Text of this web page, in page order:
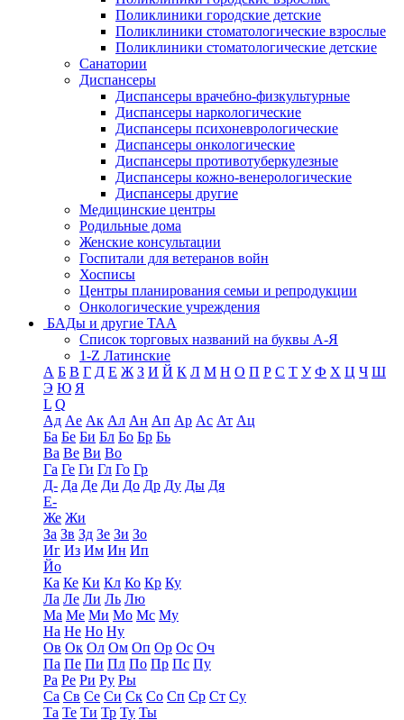
Поликлиники городские детские
Поликлиники стоматологические взрослые
Поликлиники стоматологические детские
Санатории
Диспансеры
Диспансеры врачебно-физкультурные
Диспансеры наркологические
Диспансеры психоневрологические
Диспансеры онкологические
Диспансеры противотуберкулезные
Диспансеры кожно-венерологические
Диспансеры другие
Медицинские центры
Родильные дома
Женские консультации
Госпитали для ветеранов войн
Хосписы
Центры планирования семьи и репродукции
Онкологические учреждения
БАДы и другие ТАА
Список торговых названий на буквы А-Я
1-Z Латинские
А Б В Г Д Е Ж З И Й К Л М Н О П Р С Т У Ф Х Ц Ч Ш
Э Ю Я
L Q
Ад Ае Ак Ал Ан Ап Ар Ас Ат Ац
Ба Бе Би Бл Бо Бр Бь
Ва Ве Ви Во
Га Ге Ги Гл Го Гр
Д- Да Де Ди До Др Ду Ды Дя
Е-
Же Жи
За Зв Зд Зе Зи Зо
Иг Из Им Ин Ип
Йо
Ка Ке Ки Кл Ко Кр Ку
Ла Ле Ли Ль Лю
Ма Ме Ми Мо Мс Му
На Не Но Ну
Ов Ок Ол Ом Оп Ор Ос Оч
Па Пе Пи Пл По Пр Пс Пу
Ра Ре Ри Ру Ры
Са Св Се Си Ск Со Сп Ср Ст Су
Та Те Ти Тр Ту Ты